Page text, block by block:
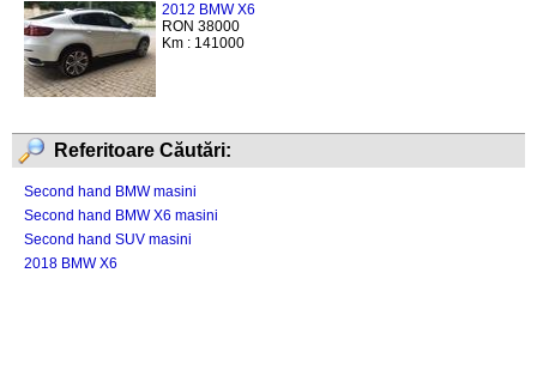
2012 BMW X6
RON 38000
Km : 141000
Referitoare Căutări:
Second hand BMW masini
Second hand BMW X6 masini
Second hand SUV masini
2018 BMW X6